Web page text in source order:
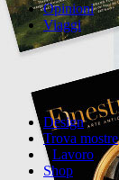
Opinioni
Viaggi
Design
Trova mostre
Lavoro
Shop